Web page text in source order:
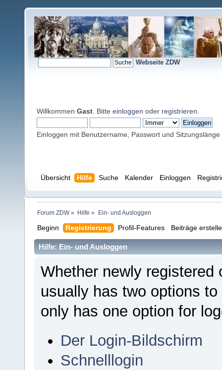
Webseite ZDW
Willkommen Gast . Bitte einloggen oder registrieren
Einloggen mit Benutzername, Passwort und Sitzungslänge
Übersicht Hilfe Suche Kalender Einloggen
Forum ZDW» Hilfe » Ein- und Ausloggen
Beginn Registrierung Profil-Features Beiträge
Hilfe: Ein- und Ausloggen
Whether newly
usually has two options
only has one option for
Der Login-Bildschirm
Schnelllogin